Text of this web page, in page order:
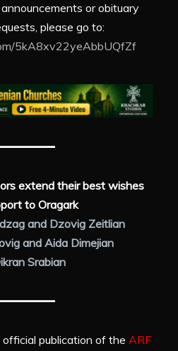
or obituary
please go to:
5kA8xv22yeAbbUQfZf
extend their best wishes
to Oragark
and Dzovig Zeitlian
and Aida Dimejian
Srabian
publication of the ARF